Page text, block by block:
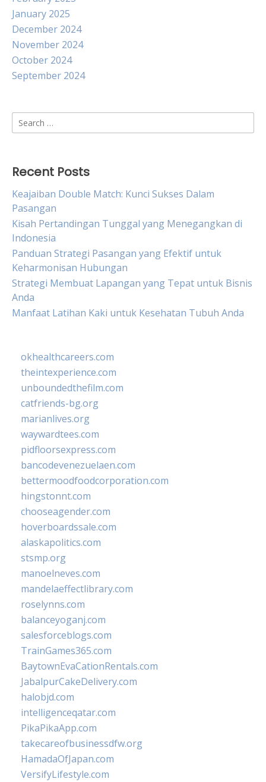
January 2025
December 2024
November 2024
October 2024
September 2024
Search
for:
Recent Posts
Keajaiban Double Match: Kunci Sukses Dalam
Pasangan
Kisah Pertandingan Tunggal yang Menegangkan di
Indonesia
Panduan Strategi Pasangan yang Efektif untuk
Keharmonisan Hubungan
Strategi Membuat Lapangan yang Tepat untuk Bisnis
Anda
Manfaat Latihan Kaki untuk Kesehatan Tubuh Anda
okhealthcareers.com
theintexperience.com
unboundedthefilm.com
catfriends-bg.org
marianlives.org
waywardtees.com
pidfloorsexpress.com
bancodevenezuelaen.com
bettermoodfoodcorporation.com
hingstonnt.com
chooseagender.com
hoverboardssale.com
alaskapolitics.com
stsmp.org
manoelneves.com
mandelaeffectlibrary.com
roselynns.com
balanceyoganj.com
salesforceblogs.com
TrainGames365.com
BaytownEvaCationRentals.com
JabalpurCakeDelivery.com
halobjd.com
intelligenceqatar.com
PikaPikaApp.com
takecareofbusinessdfw.org
HamadaOfJapan.com
VersifyLifestyle.com